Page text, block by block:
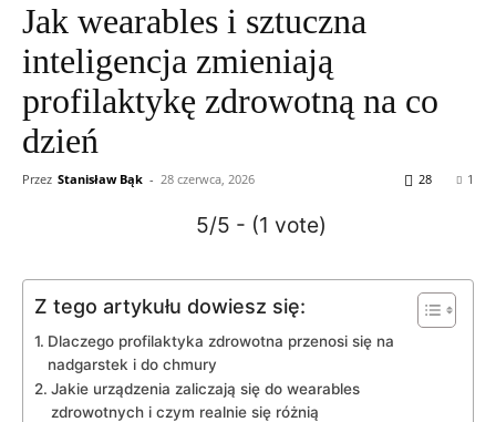
Jak wearables i sztuczna
inteligencja zmieniają
profilaktykę zdrowotną na co
dzień
Przez Stanisław Bąk - 28 czerwca, 2026 1
28
5/5 - (1 vote)
Z tego artykułu dowiesz się:
Dlaczego profilaktyka zdrowotna przenosi się na
nadgarstek i do chmury
Jakie urządzenia zaliczają się do wearables
zdrowotnych i czym realnie się różnią